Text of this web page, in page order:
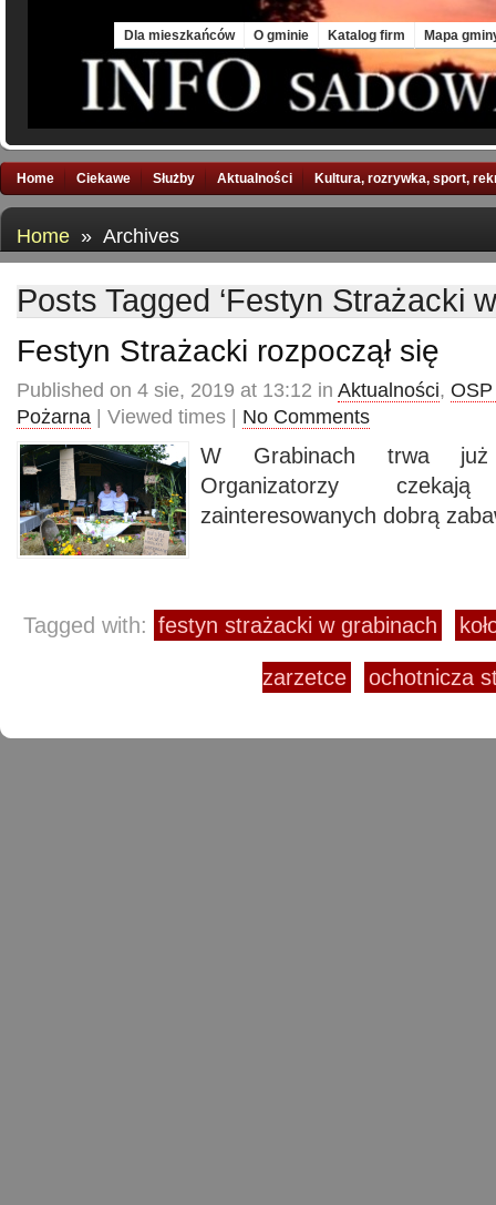
Dla mieszkańców O gminie Katalog firm Mapa
Home Ciekawe Służby Aktualności Kultura, rozrywka, sport,
Home » Archives
Posts Tagged ‘Festyn Strażacki
Festyn Strażacki rozpoczął się
Published on 4 sie, 2019 at 13:12 in Aktualności,
Pożarna | Viewed times | No Comments
W Grabinach trwa już
Organizatorzy
zainteresowanych dobrą
Tagged with: festyn strażacki w grabinach
zarzetce ochotnicza